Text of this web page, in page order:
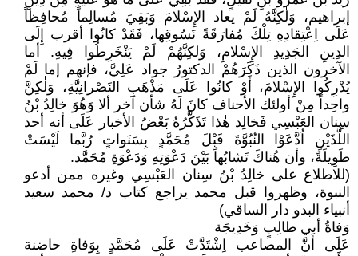
إبراهيم، وَلٰكِنَّهُ لَمْ يعاد الإِسْلامَ وَبَقِيَ مُسالِماً مُحافِظاً
عَلَى اِعْتِقادِهِ تِلْكَ مُفارَقَةً نَسُوقِها، فَقَدْ كانُوا أقرب إِلَى
الدِينِ الجَدِيدِ الإِسْلامِ، وَلٰكِنَّهُمْ لَمْ يَنْخَرِطُوا فِيهِ. أما
الآخرون الذين ذَكَرَهُمْ الدكتورُ جواد عَلِيَّ، فإنهم إما لَمْ
يُدْرِكُوا الإِسْلامَ، أَوْ كانُوا عَلَى مَذْهَبِ النَصْرانِيَّةِ، وَلٰكِنَّ
واحِداً مِنْ أولئك الأحناف كانَ لَهُ شأن آخر ألا وَهُوَ خالِدُ بْنُ
سِنان العَبْسِي فَخالِد هٰذا تَذَكَّرُهُ بَعْضُ الأخبار عَلَى أنه أحد
اللَّذَيْنِ اُدَّعَوْا النُبُوَّةَ قَبْلَ مُحَمَّدٍ بِسَنَواتٍ رُبَّما لَيْسَتْ
طَوِيلَةً، وأن هُناكَ تَشابُهاً بَيْنَ دَعْوَتِهِ وَدَعْوَةِ مُحَمَّد.
(للاطلاع على خالِدُ بْنُ سِنان العَبْسِي وغيره ممن أدعو
النبوة، وظهروا قبل محمد يراجع كتاب د/ محمد سعيد
أنبياء البدو دار الساقي)
وَفاةُ أبي طالِبٍ وَخَدِيجَة
عَلَى أَنَّ المصاعب اِشْتَدَّتْ عَلَى مُحَمَّدٍ بِوَفاةِ حاضنة